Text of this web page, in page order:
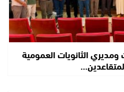
ومديري الثانويات العمومية